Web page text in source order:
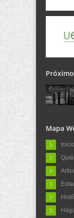
Mapa
Inicio